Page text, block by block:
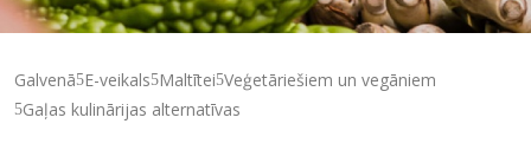
Galvenā E-veikals Maltītei Veģetāriešiem un vegāniem
Gaļas kulinārijas alternatīvas